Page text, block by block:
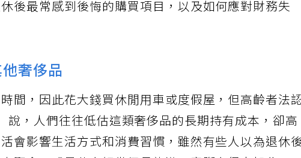
後最常感到後悔的購買項目，以及如何應對財務失
奢侈品
間，因此花大錢買休閒用車或度假屋，但高齡者法
說，人們往往低估這類奢侈品的長期持有成本，卻高
會影響生活方式和消費習慣，雖然有些人以為退休